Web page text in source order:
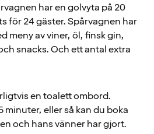
har en golvyta på 20
för 24 gäster. Spårvagnen har
meny av viner, öl, finsk gin,
snacks. Och ett antal extra
en toalett ombord.
minuter, eller så kan du boka
och hans vänner har gjort.